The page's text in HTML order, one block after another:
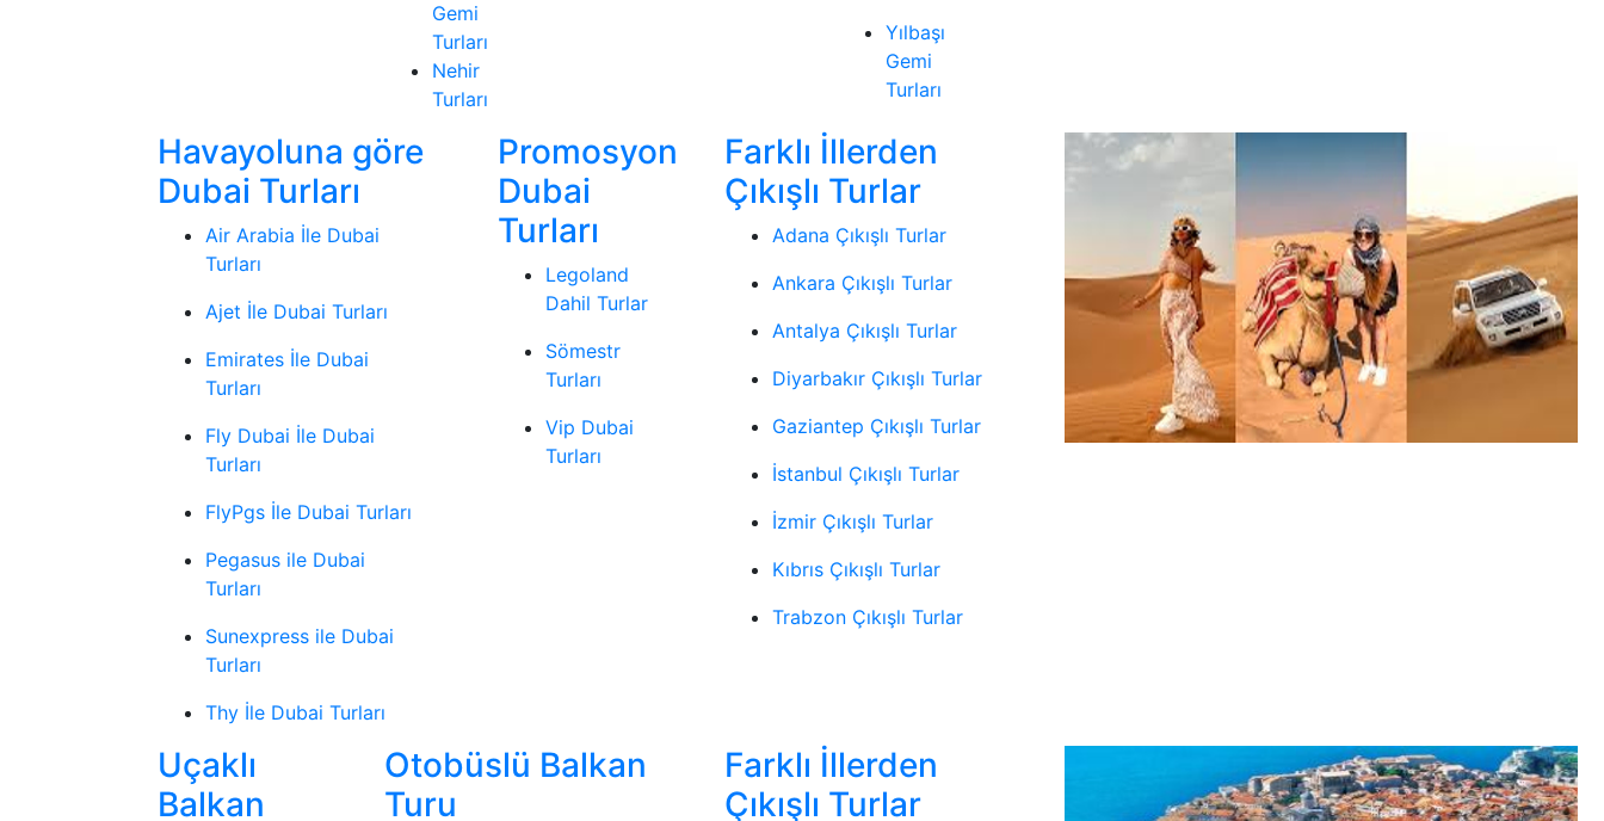
Gemi
Turları
Nehir
Turları
Yılbaşı
Gemi
Turları
Havayoluna göre
Dubai Turları
Air Arabia İle Dubai
Turları
Ajet İle Dubai Turları
Emirates İle Dubai
Turları
Fly Dubai İle Dubai
Turları
FlyPgs İle Dubai Turları
Pegasus ile Dubai
Turları
Sunexpress ile Dubai
Turları
Thy İle Dubai Turları
Promosyon
Dubai
Turları
Legoland
Dahil Turlar
Sömestr
Turları
Vip Dubai
Turları
Farklı İllerden
Çıkışlı Turlar
Adana Çıkışlı Turlar
Ankara Çıkışlı Turlar
Antalya Çıkışlı Turlar
Diyarbakır Çıkışlı Turlar
Gaziantep Çıkışlı Turlar
İstanbul Çıkışlı Turlar
İzmir Çıkışlı Turlar
Kıbrıs Çıkışlı Turlar
Trabzon Çıkışlı Turlar
Uçaklı
Balkan
Otobüslü Balkan
Turu
Farklı İllerden
Çıkışlı Turlar